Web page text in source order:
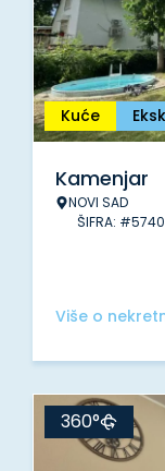
Kuće
Kamenjar
NOVI SAD
ŠIFRA:
Više o
360°